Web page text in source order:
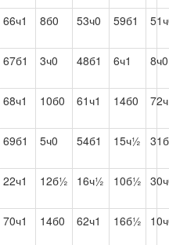
66ч1 8б0 53ч0 59б1
67б1 3ч0 48б1 6ч1 8ч0
68ч1 10б0 61ч1 14б0
69б1 5ч0 54б1 15ч½
22ч1 12б½ 16ч½ 10б½
70ч1 14б0 62ч1 16б½